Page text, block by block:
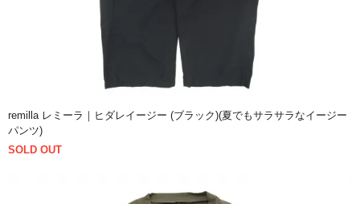
remilla レミーラ｜ヒダレイージー (ブラック)(夏でもサラサラなイージー
パンツ)
SOLD OUT